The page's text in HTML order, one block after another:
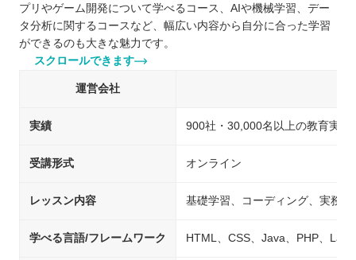
プリやゲーム開発について学べるコース、AIや機械学習、デー
タ分析に関するコースなど、幅広い内容から自分に合った学習
ができるのも大きな魅力です。
スクロールできます
運営会社
実績 900社・30,000名以上の教育実績
受講形式 オンライン
レッスン内容 基礎学習、コーディング、実務
学べる言語/フレームワーク HTML、CSS、Java、PHP、